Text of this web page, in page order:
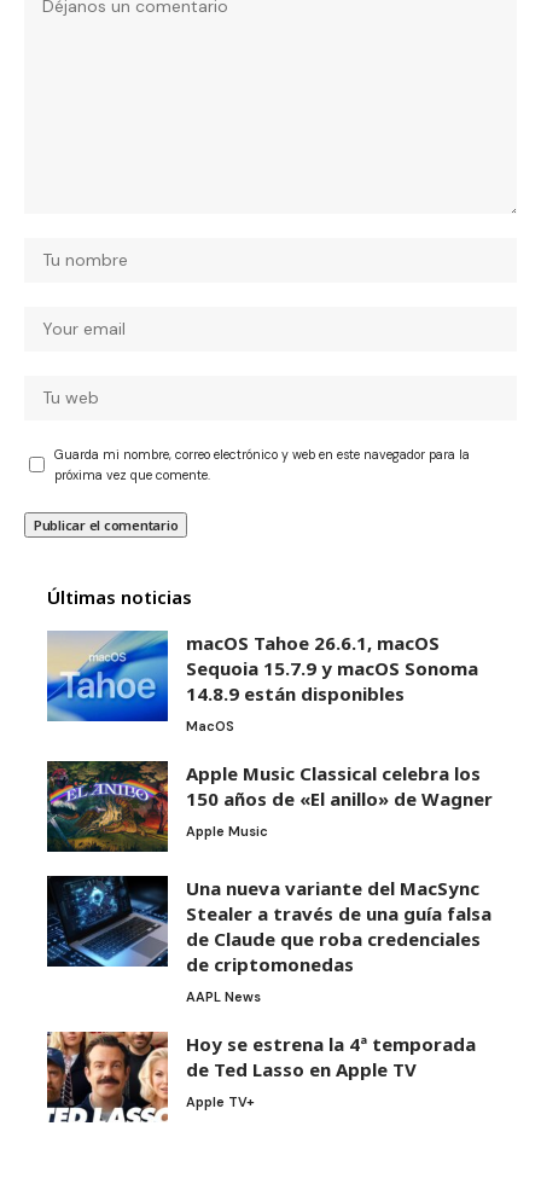
Guarda mi nombre, correo electrónico y web en este navegador para la
próxima vez que comente.
Últimas noticias
macOS Tahoe 26.6.1, macOS
Sequoia 15.7.9 y macOS Sonoma
14.8.9 están disponibles
MacOS
Apple Music Classical celebra los
150 años de «El anillo» de Wagner
Apple Music
Una nueva variante del MacSync
Stealer a través de una guía falsa
de Claude que roba credenciales
de criptomonedas
AAPL News
Hoy se estrena la 4ª temporada
de Ted Lasso en Apple TV
Apple TV+